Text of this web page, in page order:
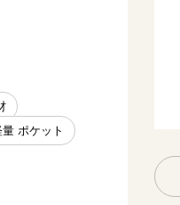
量 ポケット